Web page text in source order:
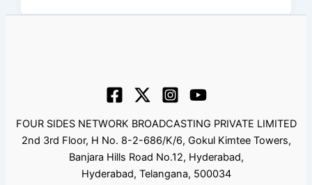
FOUR SIDES NETWORK BROADCASTING PRIVATE LIMITED
2nd 3rd Floor, H No. 8-2-686/K/6, Gokul Kimtee Towers,
Banjara Hills Road No.12, Hyderabad,
Hyderabad, Telangana, 500034